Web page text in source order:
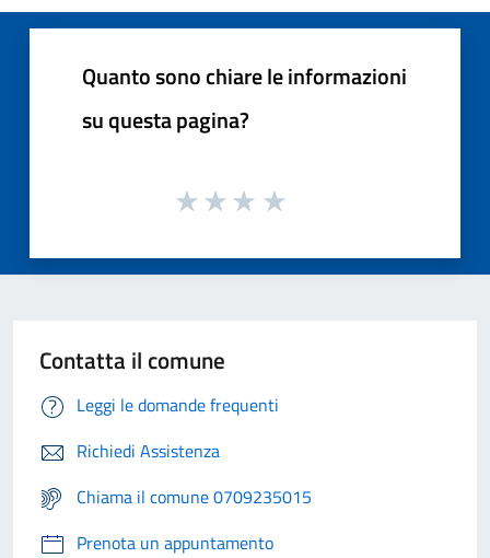
Quanto sono chiare le informazioni
su questa pagina?
Contatta il comune
Leggi le domande frequenti
Richiedi Assistenza
Chiama il comune 0709235015
Prenota un appuntamento